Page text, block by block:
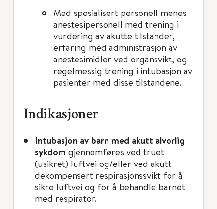
Med spesialisert personell menes
anestesipersonell med trening i
vurdering av akutte tilstander,
erfaring med administrasjon av
anestesimidler ved organsvikt, og
regelmessig trening i intubasjon av
pasienter med disse tilstandene.
Indikasjoner
Intubasjon av barn med akutt alvorlig
sykdom gjennomføres ved truet
(usikret) luftvei og/eller ved akutt
dekompensert respirasjonssvikt for å
sikre luftvei og for å behandle barnet
med respirator.